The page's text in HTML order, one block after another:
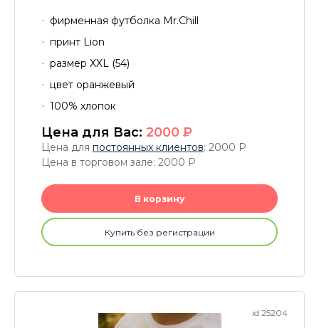
фирменная футболка Mr.Chill
принт Lion
размер XXL (54)
цвет оранжевый
100% хлопок
Цена для Вас: 2000 P
Цена для постоянных клиентов: 2000 P
Цена в торговом зале: 2000 P
В корзину
Купить без регистрации
id 25204